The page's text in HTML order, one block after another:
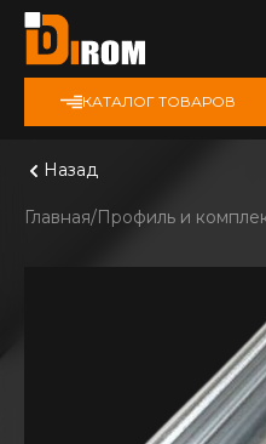
КАТАЛОГ ТОВАРОВ
Назад
Главная Профиль и